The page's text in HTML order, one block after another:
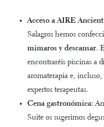
Acceso a AIRE
Salagros hemos
mimaros y descansar.
encontraréis piscinas a
aromaterapia e, incluso,
expertos terapeutas.
Cena gastronómica:
Suite os sugerimos